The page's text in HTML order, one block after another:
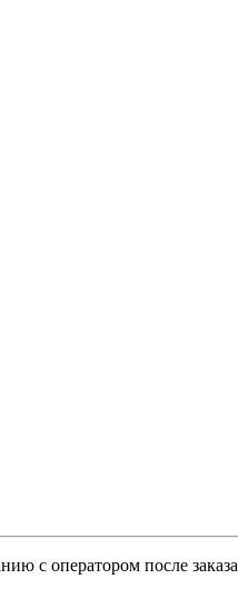
с оператором после заказа